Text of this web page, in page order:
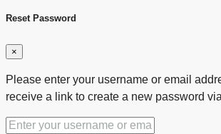
Reset Password
×
Please enter your username or email
receive a link to create a new password